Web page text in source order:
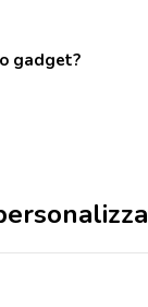
gadget?